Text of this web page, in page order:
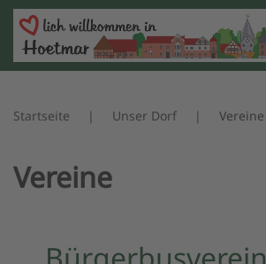
Zum Hauptinhalt springen
Startseite Unser Dorf Vereine
Vereine